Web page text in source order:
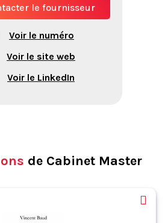
le fournisseur
Voir le numéro
Voir le site web
Voir le LinkedIn
de Cabinet Master